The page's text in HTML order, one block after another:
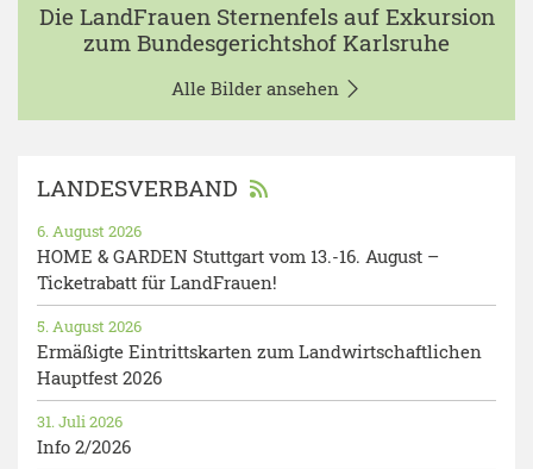
Die LandFrauen Sternenfels auf Exkursion
zum Bundesgerichtshof Karlsruhe
Alle Bilder ansehen
LANDESVERBAND
HOME & GARDEN Stuttgart vom 13.-16. August –
Ticketrabatt für LandFrauen!
6. August 2026
Ermäßigte Eintrittskarten zum Landwirtschaftlichen
Hauptfest 2026
5. August 2026
Info 2/2026
31. Juli 2026